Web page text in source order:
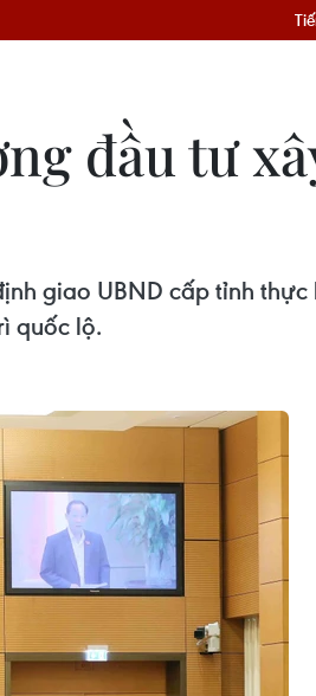
đầu tư
giao UBND cấp tỉnh
quốc lộ.